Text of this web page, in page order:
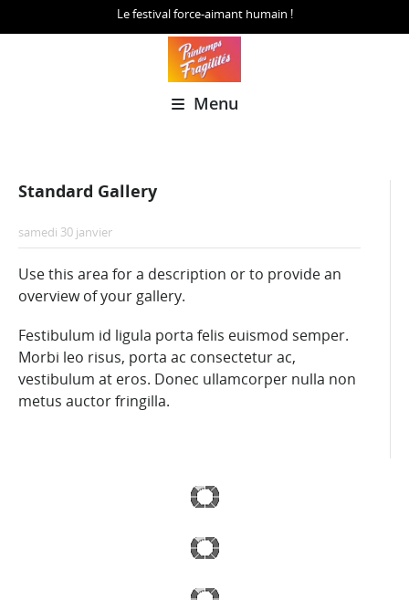
Le festival force-aimant humain !
Menu
Standard Gallery
samedi 30 janvier
Use this area for a description or to provide an
overview of your gallery.
Festibulum id ligula porta felis euismod semper.
Morbi leo risus, porta ac consectetur ac,
vestibulum at eros. Donec ullamcorper nulla non
metus auctor fringilla.